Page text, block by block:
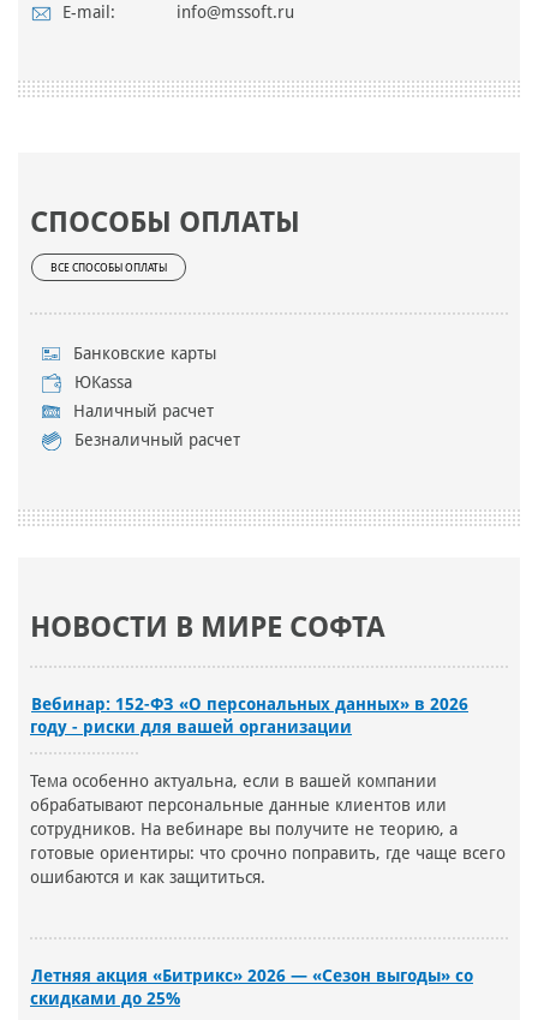
E-mail: info@mssoft.ru
СПОСОБЫ ОПЛАТЫ
ВСЕ СПОСОБЫ ОПЛАТЫ
Банковские карты
ЮKassa
Наличный расчет
Безналичный расчет
НОВОСТИ В МИРЕ СОФТА
Вебинар: 152-ФЗ «О персональных данных» в 2026
году - риски для вашей организации
Тема особенно актуальна, если в вашей компании
обрабатывают персональные данные клиентов или
сотрудников. На вебинаре вы получите не теорию, а
готовые ориентиры: что срочно поправить, где чаще всего
ошибаются и как защититься.
Летняя акция «Битрикс» 2026 — «Сезон выгоды» со
скидками до 25%